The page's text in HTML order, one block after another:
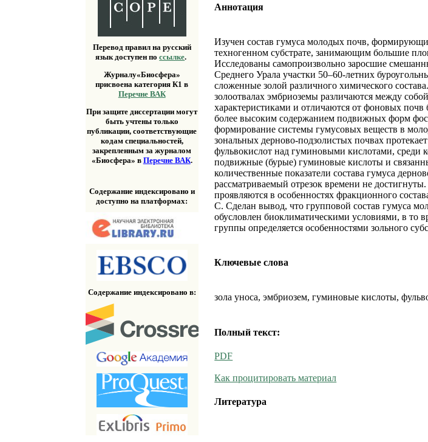
Перевод правил на русский
язык доступен поссылке.
Журналу«Биосфера»
присвоена категория К1 в
Перечне ВАК
При защите диссертации могут
быть учтены только
публикации, соответствующие
кодам специальностей,
закрепленным за журналом
«Биосфера» в Перечне ВАК.
Содержание индексировано и
доступно на платформах:
Содержание индексировано в:
Аннотация
Изучен состав гумуса молодых почв,
техногенном субстрате, занимающим большие
Исследованы самопроизвольно заросшие
Среднего Урала участки 50–60-летних
сложенные золой различного химического
золоотвалах эмбриоземы различаются между
характеристиками и отличаются от фоновых
более высоким содержанием подвижных форм
формирование системы гумусовых веществ в
зональных дерново-подзолистых почвах
фульвокислот над гуминовыми кислотами, среди
подвижные (бурые) гуминовые кислоты и
количественные показатели состава гумуса
рассматриваемый отрезок времени не
проявляются в особенностях фракционного
С. Сделан вывод, что групповой состав гумуса
обусловлен биоклиматическими условиями, в то
группы определяется особенностями зольного
Ключевые слова
зола уноса, эмбриозем, гуминовые кислоты,
Полный текст:
PDF
Как процитировать материал
Литература